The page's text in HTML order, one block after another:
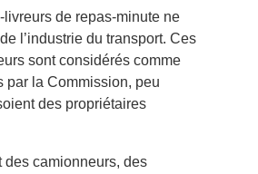
livreurs de repas-minute ne
l’industrie du transport. Ces
sont considérés comme
par la Commission, peu
des propriétaires
des camionneurs, des